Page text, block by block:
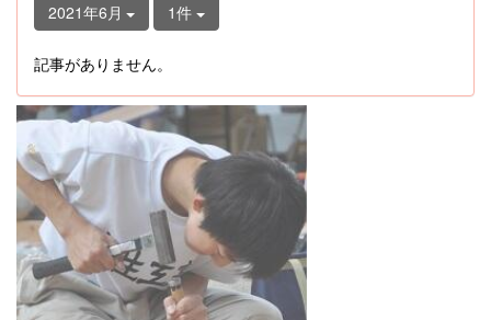
2021年6月 1件
記事がありません。